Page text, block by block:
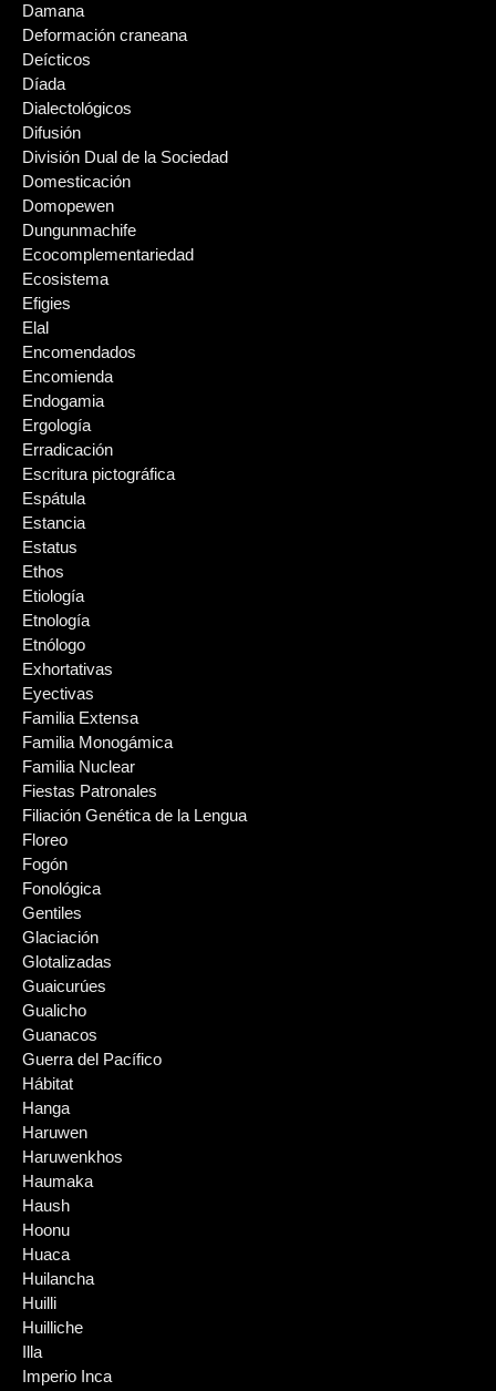
Damana
Deformación craneana
Deícticos
Díada
Dialectológicos
Difusión
División Dual de la Sociedad
Domesticación
Domopewen
Dungunmachife
Ecocomplementariedad
Ecosistema
Efigies
Elal
Encomendados
Encomienda
Endogamia
Ergología
Erradicación
Escritura pictográfica
Espátula
Estancia
Estatus
Ethos
Etiología
Etnología
Etnólogo
Exhortativas
Eyectivas
Familia Extensa
Familia Monogámica
Familia Nuclear
Fiestas Patronales
Filiación Genética de la Lengua
Floreo
Fogón
Fonológica
Gentiles
Glaciación
Glotalizadas
Guaicurúes
Gualicho
Guanacos
Guerra del Pacífico
Hábitat
Hanga
Haruwen
Haruwenkhos
Haumaka
Haush
Hoonu
Huaca
Huilancha
Huilli
Huilliche
Illa
Imperio Inca